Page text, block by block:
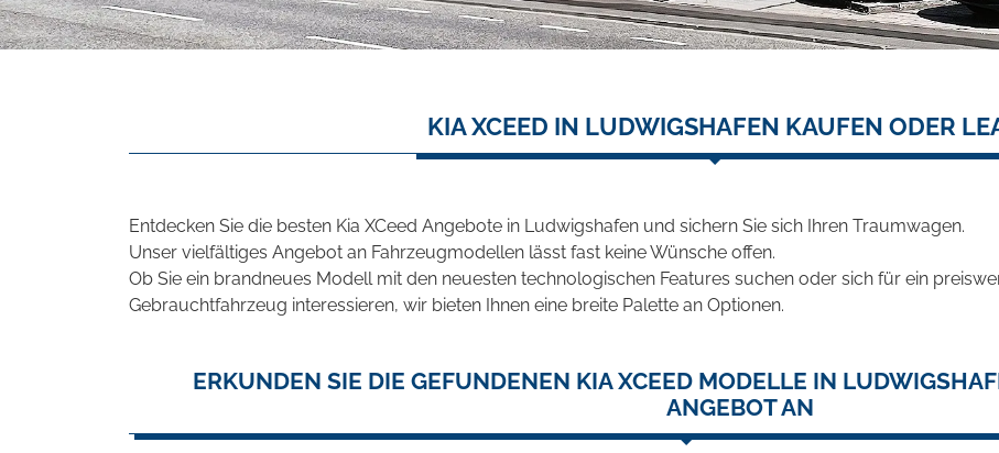
KIA XCEED IN LUDWIGSHAFEN KAUFEN ODER
Entdecken Sie die besten Kia XCeed Angebote in Ludwigshafen und sichern Sie sich Ihren Traumwagen.
Unser vielfältiges Angebot an Fahrzeugmodellen lässt fast keine Wünsche offen.
Ob Sie ein brandneues Modell mit den neuesten technologischen Features suchen oder sich für ein
Gebrauchtfahrzeug interessieren, wir bieten Ihnen eine breite Palette an Optionen.
ERKUNDEN SIE DIE GEFUNDENEN KIA XCEED MODELLE IN
ANGEBOT AN